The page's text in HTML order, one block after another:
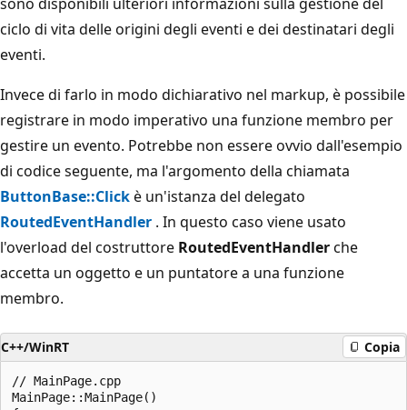
ciclo di vita delle origini degli eventi e dei destinatari degli
eventi.
Invece di farlo in modo dichiarativo nel markup, è possibile
registrare in modo imperativo una funzione membro per
gestire un evento. Potrebbe non essere ovvio dall'esempio
di codice seguente, ma l'argomento della chiamata
ButtonBase::Clickè un'istanza del delegato
RoutedEventHandler . In questo caso viene usato
l'overload del costruttore RoutedEventHandlerche
accetta un oggetto e un puntatore a una funzione
membro.
C++/WinRT Copia
// MainPage.cpp
MainPage::MainPage()